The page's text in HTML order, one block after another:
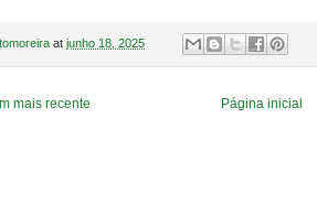
at junho 18, 2025
mais recente Página inicial